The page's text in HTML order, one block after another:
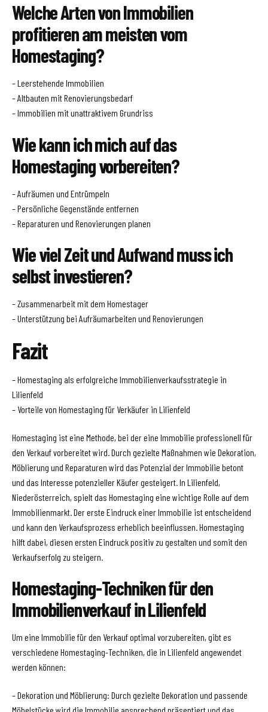
Welche Arten von Immobilien
profitieren am meisten vom
Homestaging?
– Leerstehende Immobilien
– Altbauten mit Renovierungsbedarf
– Immobilien mit unattraktivem Grundriss
Wie kann ich mich auf das
Homestaging vorbereiten?
– Aufräumen und Entrümpeln
– Persönliche Gegenstände entfernen
– Reparaturen und Renovierungen planen
Wie viel Zeit und Aufwand muss ich
selbst investieren?
– Zusammenarbeit mit dem Homestager
– Unterstützung bei Aufräumarbeiten und Renovierungen
Fazit
– Homestaging als erfolgreiche Immobilienverkaufsstrategie in
Lilienfeld
– Vorteile von Homestaging für Verkäufer in Lilienfeld
Homestaging ist eine Methode, bei der eine Immobilie professionell für
den Verkauf vorbereitet wird. Durch gezielte Maßnahmen wie Dekoration,
Möblierung und Reparaturen wird das Potenzial der Immobilie betont
und das Interesse potenzieller Käufer gesteigert. In Lilienfeld,
Niederösterreich, spielt das Homestaging eine wichtige Rolle auf dem
Immobilienmarkt. Der erste Eindruck einer Immobilie ist entscheidend
und kann den Verkaufsprozess erheblich beeinflussen. Homestaging
hilft dabei, diesen ersten Eindruck positiv zu gestalten und somit den
Verkaufserfolg zu steigern.
Homestaging-Techniken für den
Immobilienverkauf in Lilienfeld
Um eine Immobilie für den Verkauf optimal vorzubereiten, gibt es
verschiedene Homestaging-Techniken, die in Lilienfeld angewendet
werden können:
– Dekoration und Möblierung: Durch gezielte Dekoration und passende